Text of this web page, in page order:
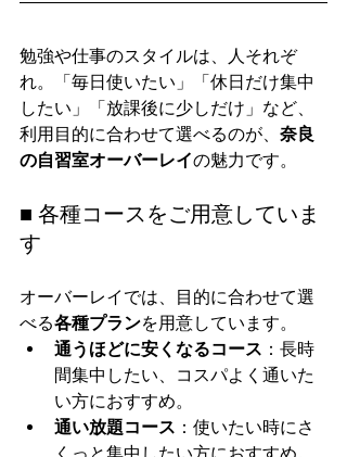
勉強や仕事のスタイルは、人それぞ
れ。「毎日使いたい」「休日だけ集中
したい」「放課後に少しだけ」など、
利用目的に合わせて選べるのが、 奈良
の自習室オーバーレイの魅力です。
■ 各種コースをご用意していま
す
オーバーレイでは、目的に合わせて選
べる各種プランを用意しています。
通うほどに安くなるコース ：長時
間集中したい、コスパよく通いた
い方におすすめ。
通い放題コース ：使いたい時にさ